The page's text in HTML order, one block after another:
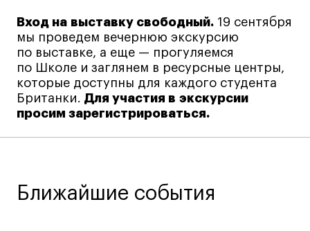
Вакансии
Контакты
Поступающим
Условия поступления
График учебного года
Вход на выставку свободный. 19 сентября
мы проведем вечернюю экскурсию
по выставке, а еще — прогуляемся
по Школе и заглянем в ресурсные центры,
которые доступны для каждого студента
Британки.Для участия в экскурсии
просим зарегистрироваться.
Ближайшие события